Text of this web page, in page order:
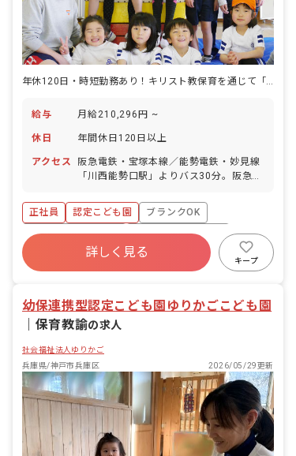
年休120日・時短勤務あり！キリスト教保育を通じて「豊かな心」を育む
給与 月給210,296円 ~
休日 年間休日120日以上
アクセス
阪急電鉄・宝塚本線／能勢電鉄・妙見線
「川西能勢口駅」よりバス30分。阪急バ
■マイカー通勤可（無料駐車場あり）
正社員 認定こども園
ブランクOK
ボーナス・賞与あり
年間休日120日以上
寮・住宅・家賃補助あり
社会保険完備
詳しく見る
キープ
幼保連携型認定こども園ゆりかごこども園
保育教諭の求人
社会福祉法人ゆりかご
兵庫県/神戸市兵庫区
2026/05/29更新